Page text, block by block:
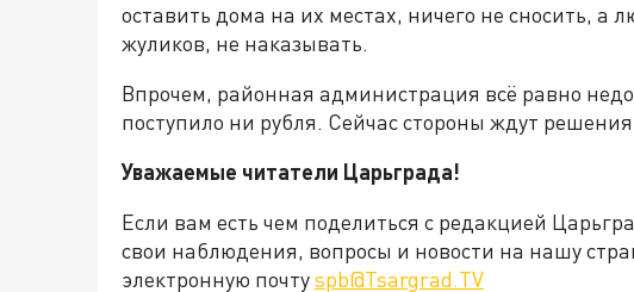
оставить дома на их местах, ничего не сносить, а
жуликов, не наказывать.
Впрочем, районная администрация всё равно
поступило ни рубля. Сейчас стороны ждут
Уважаемые читатели Царьграда!
Если вам есть чем поделиться с редакцией
свои наблюдения, вопросы и новости на нашу
электронную почтуspb@Tsargrad.TV